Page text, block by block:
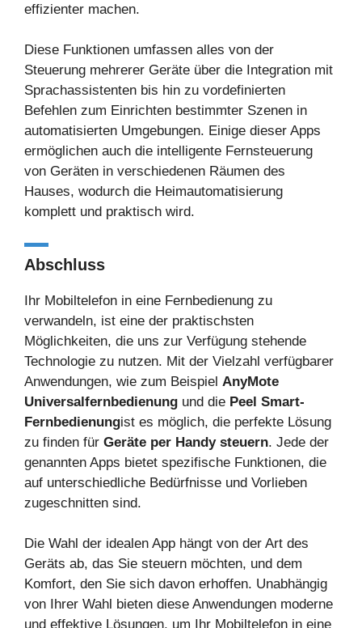
effizienter machen.
Diese Funktionen umfassen alles von der
Steuerung mehrerer Geräte über die Integration mit
Sprachassistenten bis hin zu vordefinierten
Befehlen zum Einrichten bestimmter Szenen in
automatisierten Umgebungen. Einige dieser Apps
ermöglichen auch die intelligente Fernsteuerung
von Geräten in verschiedenen Räumen des
Hauses, wodurch die Heimautomatisierung
komplett und praktisch wird.
Abschluss
Ihr Mobiltelefon in eine Fernbedienung zu
verwandeln, ist eine der praktischsten
Möglichkeiten, die uns zur Verfügung stehende
Technologie zu nutzen. Mit der Vielzahl verfügbarer
Anwendungen, wie zum Beispiel AnyMote
Universalfernbedienung und die Peel Smart-
Fernbedienungist es möglich, die perfekte Lösung
zu finden für Geräte per Handy steuern. Jede der
genannten Apps bietet spezifische Funktionen, die
auf unterschiedliche Bedürfnisse und Vorlieben
zugeschnitten sind.
Die Wahl der idealen App hängt von der Art des
Geräts ab, das Sie steuern möchten, und dem
Komfort, den Sie sich davon erhoffen. Unabhängig
von Ihrer Wahl bieten diese Anwendungen moderne
und effektive Lösungen, um Ihr Mobiltelefon in eine